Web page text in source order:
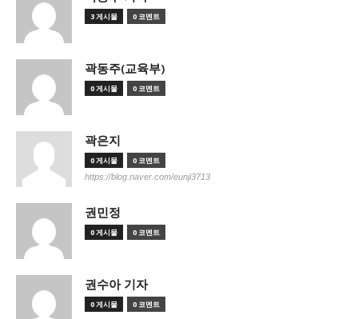
3 게시물 0 코멘트
곽동주(교육부)
0 게시물 0 코멘트
곽은지
0 게시물 0 코멘트
https://blog.naver.com/eunji3713
권민정
0 게시물 0 코멘트
권수아 기자
0 게시물 0 코멘트